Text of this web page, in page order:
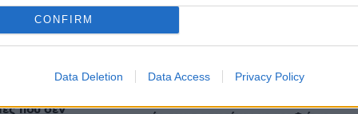
CONFIRM
Data Deletion Data Access Privacy Policy
πίνουμε ένα
κάθε μέρα –
που το δοκίμασε
που δεν
Συνελήφθη ένα ακόμη μέλος της
Διακοπές σε 5 δροσερούς
πριν 21 λεπτά